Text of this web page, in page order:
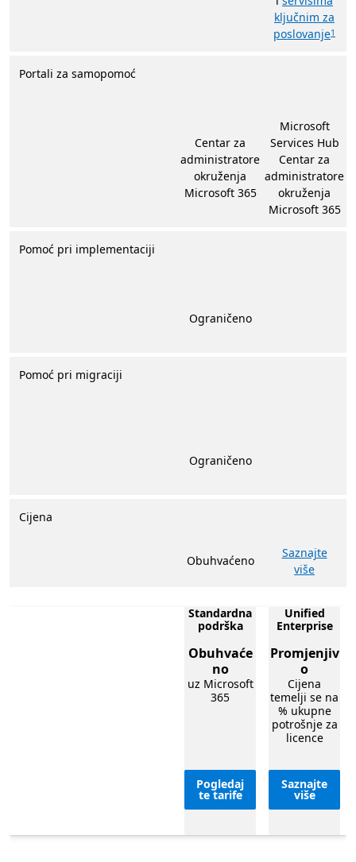
ključnim za
poslovanje1
Portali za samopomoć
Centar za
administratore
okruženja
Microsoft 365
Microsoft
Services Hub
Centar za
administratore
okruženja
Microsoft 365
Pomoć pri implementaciji
Ograničeno
Pomoć pri migraciji
Ograničeno
Cijena
Obuhvaćeno
Saznajte
više
Standardna
podrška
Obuhvaće
no
uz Microsoft
365
Pogledaj
te tarife
Unified
Enterprise
Promjenjiv
o
Cijena
temelji se na
% ukupne
potrošnje za
licence
Saznajte
više